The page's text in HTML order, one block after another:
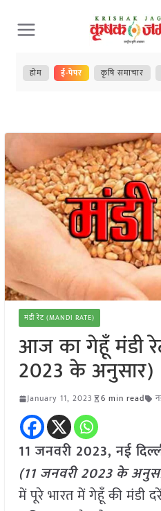
Skip
to
content
होम ई-पेपर कृषि समाचार
मंडी रेट (MANDI RATE)
आज का गेहूँ मंडी
2023 के अनुसार)
January 11, 2023 6 min read
11 जनवरी 2023, नई
(11 जनवरी 2023 के
में पूरे भारत में गेहूँ की मंडी